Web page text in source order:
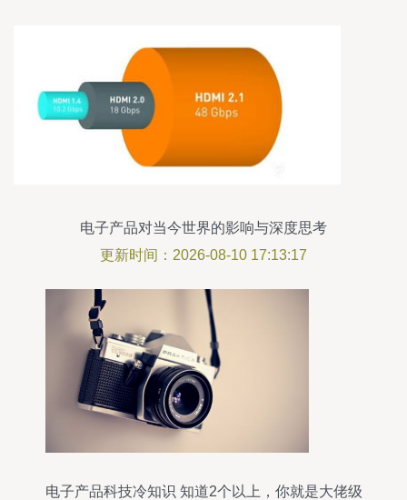
电子产品对当今世界的影响与深度思考
更新时间：2026-08-10 17:13:17
电子产品科技冷知识 知道2个以上，你就是大佬级